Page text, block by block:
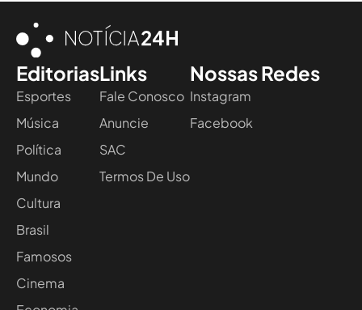
Editorias
Esportes
Música
Política
Mundo
Cultura
Brasil
Famosos
Cinema
Links
Fale Conosco
Anuncie
SAC
Termos De Uso
Nossas Redes
Instagram
Facebook